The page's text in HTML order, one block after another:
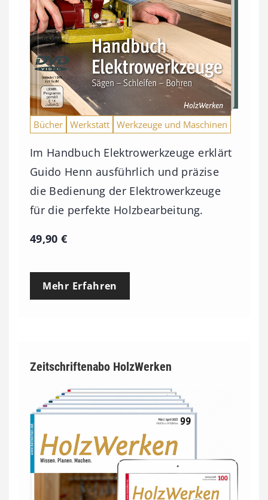
Bücher Werkstatt Werkzeuge und Maschinen
Im Handbuch Elektrowerkzeuge erklärt
Guido Henn ausführlich und präzise
die Bedienung der Elektrowerkzeuge
für die perfekte Holzbearbeitung.
49,90€
Mehr Erfahren
Zeitschriftenabo HolzWerken